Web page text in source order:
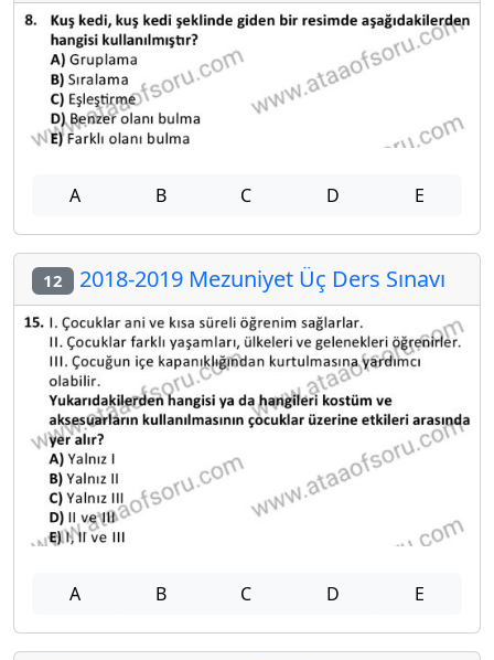
A B C D E
12 2018-2019 Mezuniyet Üç Ders Sınavı
A B C D E